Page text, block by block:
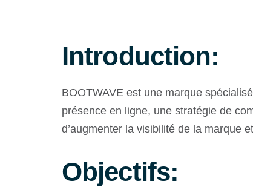
Introduction:
BOOTWAVE est une marque
présence en ligne, une stratégie de
d’augmenter la visibilité de la marque
Objectifs: